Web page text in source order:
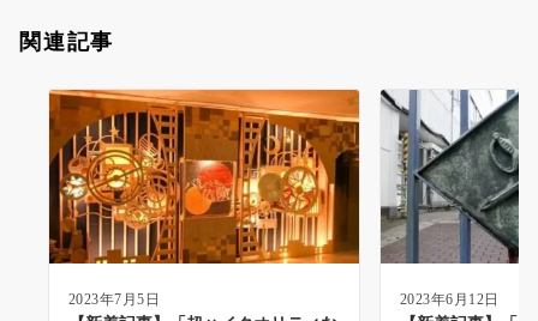
関連記事
2023年7月5日 2023年6月12日